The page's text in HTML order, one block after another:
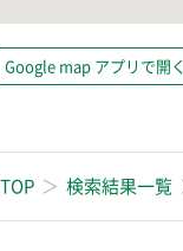
Google map アプリで開く
検索結果一覧